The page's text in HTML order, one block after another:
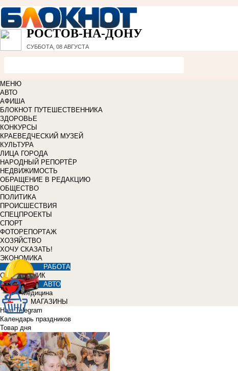
РОСТОВ-НА-ДОНУ
СУББОТА, 08 АВГУСТА
МЕНЮ
АВТО
АФИША
БЛОКНОТ ПУТЕШЕСТВЕННИКА
ЗДОРОВЬЕ
КОНКУРСЫ
КРАЕВЕДЧЕСКИЙ МУЗЕЙ
КУЛЬТУРА
ЛИЦА ГОРОДА
НАРОДНЫЙ РЕПОРТЁР
НЕДВИЖИМОСТЬ
ОБРАЩЕНИЕ В РЕДАКЦИЮ
ОБЩЕСТВО
ПОЛИТИКА
ПРОИСШЕСТВИЯ
СПЕЦПРОЕКТЫ
СПОРТ
ФОТОРЕПОРТАЖ
ХОЗЯЙСТВО
ХОЧУ СКАЗАТЬ!
ЭКОНОМИКА
РАБОТА
СПРАВОЧНИК
АВТО
Медицина
МАГАЗИНЫ
Наш Telegram
Календарь праздников
Товар дня